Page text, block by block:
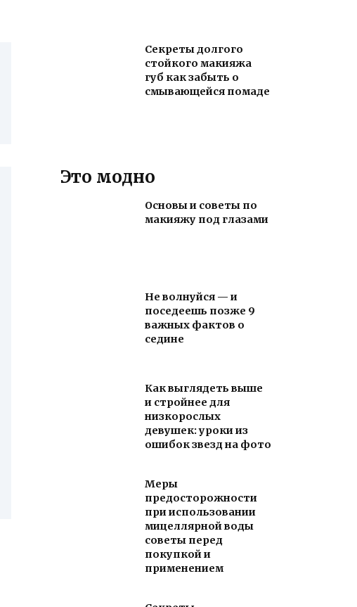
Секреты долгого
стойкого макияжа
губ как забыть о
смывающейся помаде
Это модно
Основы и советы по
макияжу под глазами
Не волнуйся — и
поседеешь позже 9
важных фактов о
седине
Как выглядеть выше
и стройнее для
низкорослых
девушек: уроки из
ошибок звезд на фото
Меры
предосторожности
при использовании
мицеллярной воды
советы перед
покупкой и
применением